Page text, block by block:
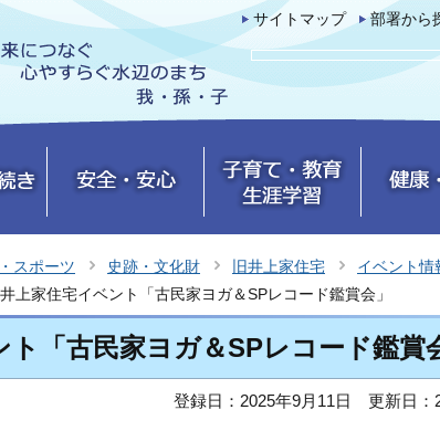
サイトマップ 部署から
スポーツ 史跡・文化財 旧井上家住宅 イベント情
井上家住宅イベント「古民家ヨガ＆SPレコード鑑賞会」
ト「古民家ヨガ＆SPレコード鑑賞
登録日：2025年9月11日 更新日：